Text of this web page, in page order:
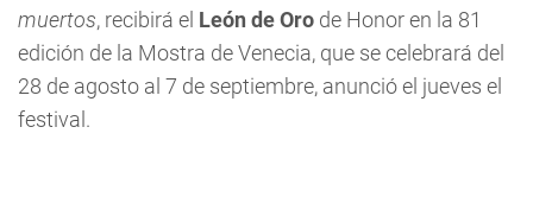
muertos, recibirá el León de Oro de Honor en la 81
edición de la Mostra de Venecia, que se celebrará del
28 de agosto al 7 de septiembre, anunció el jueves el
festival.